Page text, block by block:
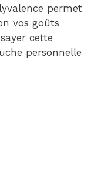
permet
vos goûts
cette
personnelle